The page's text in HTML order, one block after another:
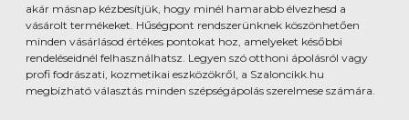
akár másnap kézbesítjük, hogy minél hamarabb élvezhesd a
vásárolt termékeket. Hűségpont rendszerünknek köszönhetően
minden vásárlásod értékes pontokat hoz, amelyeket későbbi
rendeléseidnél felhasználhatsz. Legyen szó otthoni ápolásról vagy
profi fodrászati, kozmetikai eszközökről, a Szaloncikk.hu
megbízható választás minden szépségápolás szerelmese számára.